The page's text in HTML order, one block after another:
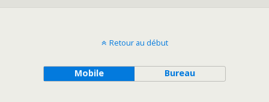
Retour au début
Mobile Bureau